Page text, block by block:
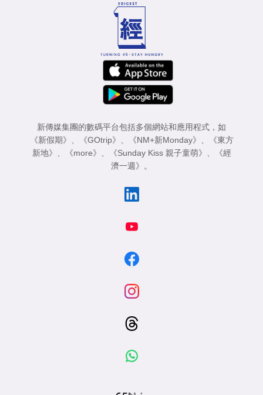
新傳媒集團的數碼平台包括多個網站和應用程式，如
《新假期》 、 《GOtrip》 、 《NM+新Monday》 、
《東方
新地》 、 《more》 、 《Sunday Kiss 親子童萌》 、
《經
濟一週》 。